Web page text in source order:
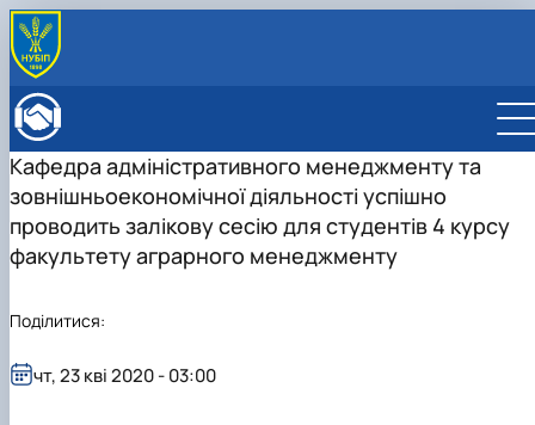
Адміністрація факультету
ОСВІТНЯ ДІЯЛЬНІСТЬ
Бакалаврат
Магістратура
Підготовка аспірантів
Сенат студентської організації факультету
ВСТУПНИКУ
Загальна інформація
Магістр
МІЖНАРОДНА ДІЯЛЬНІСТЬ
Міжнародні партнери
Міжнародні програми з можливістю отримання
ВЧЕНА РАДА
РАДА РОБОТОДАВЦІВ
Кафедра адміністративного менеджменту та
зовнішньоекономічної діяльності успішно
проводить залікову сесію для студентів 4 курсу
факультету аграрного менеджменту
чт, 23 кві 2020 - 03:00
Поділитися: